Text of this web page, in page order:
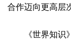
合作迈向更高层
《世界知识